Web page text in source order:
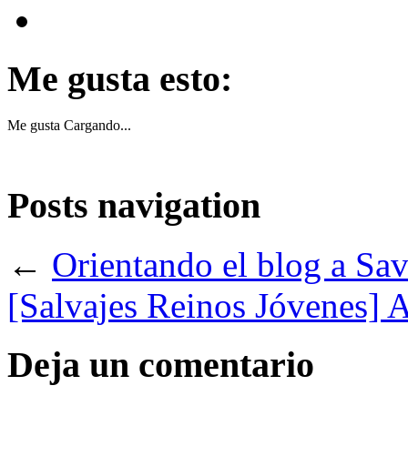
Me gusta esto:
Me gusta Cargando...
Posts navigation
← Orientando el blog a
[Salvajes Reinos Jóvenes]
Deja un comentario